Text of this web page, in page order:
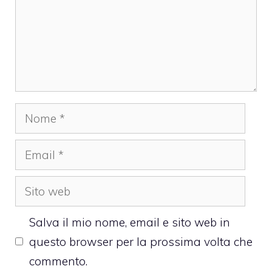
Nome
Email
Sito
web
Salva il mio nome, email e sito web in
questo browser per la prossima volta che
commento.